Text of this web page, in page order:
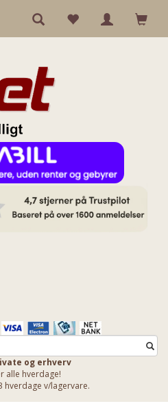
og erhverv
alle hverdage!
hverdage v/lagervare.